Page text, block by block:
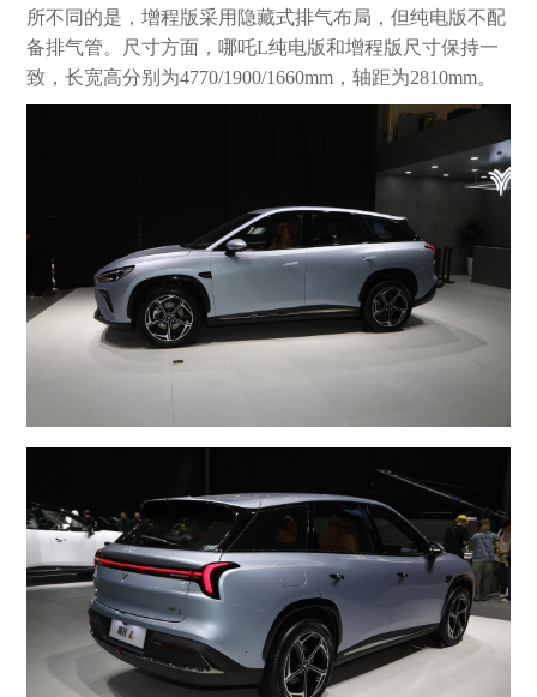
所不同的是，增程版采用隐藏式排气布局，但纯电版不配
备排气管。尺寸方面，哪吒L纯电版和增程版尺寸保持一
致，长宽高分别为4770/1900/1660mm，轴距为2810mm。